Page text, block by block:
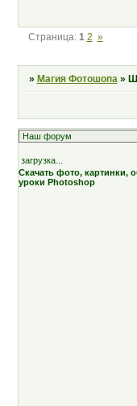
Страница: 1 2 »
» Магия Фотошопа »
загрузка...
Скачать фото, картинки,
уроки Photoshop